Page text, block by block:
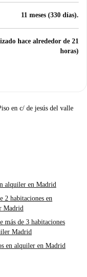
11 meses (330 días).
hace alrededor de 21
horas)
en c/ de jesús del valle
alquiler en Madrid
2 habitaciones en
Madrid
más de 3 habitaciones
Madrid
en alquiler en Madrid